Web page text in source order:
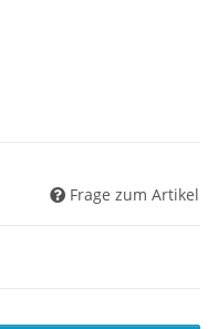
Frage zum Artikel